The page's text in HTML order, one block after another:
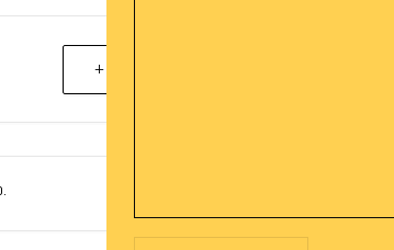
+ exportación iCal / Outlook